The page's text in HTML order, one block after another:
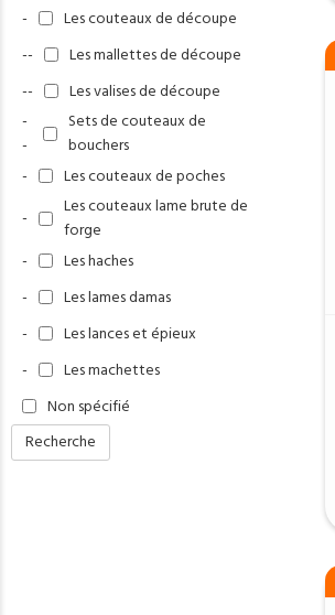
-
Les couteaux de découpe
--
Les mallettes de découpe
--
Les valises de découpe
-
-
Sets de couteaux de
bouchers
-
Les couteaux de poches
-
Les couteaux lame brute de
forge
-
Les haches
-
Les lames damas
-
Les lances et épieux
-
Les machettes
Non spécifié
Recherche